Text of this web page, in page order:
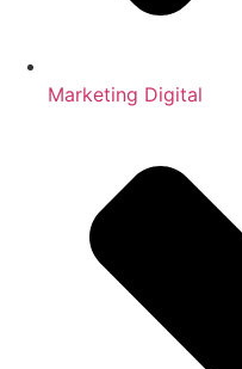
Marketing Digital